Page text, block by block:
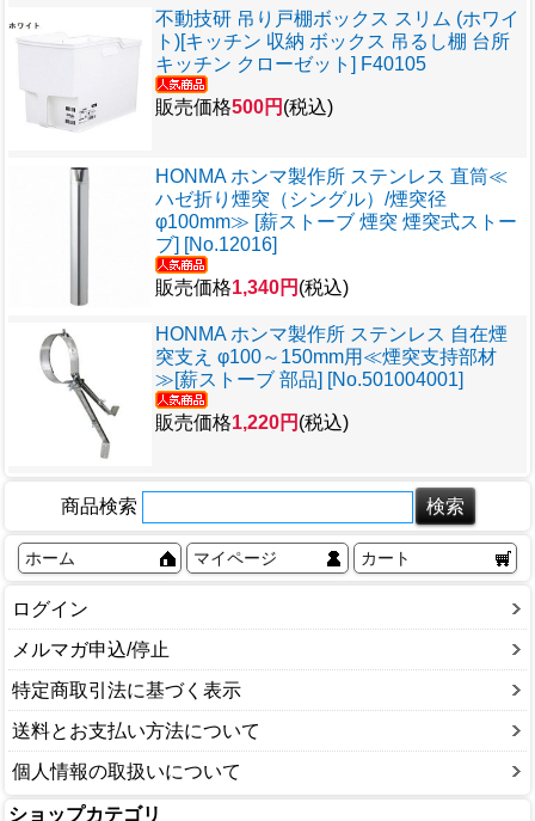
不動技研 吊り戸棚ボックス スリム (ホワイ
ト)[キッチン 収納 ボックス 吊るし棚 台所
キッチン クローゼット] F40105
販売価格500円 (税込)
HONMA ホンマ製作所 ステンレス 直筒≪
ハゼ折り煙突（シングル）/煙突径
φ100mm≫ [薪ストーブ 煙突 煙突式ストー
ブ] [No.12016]
販売価格1,340円 (税込)
HONMA ホンマ製作所 ステンレス 自在煙
突支え φ100～150mm用≪煙突支持部材
≫[薪ストーブ 部品] [No.501004001]
販売価格1,220円 (税込)
商品検索
ホーム マイページ カート
ログイン
メルマガ申込/停止
特定商取引法に基づく表示
送料とお支払い方法について
個人情報の取扱いについて
ショップカテゴリ